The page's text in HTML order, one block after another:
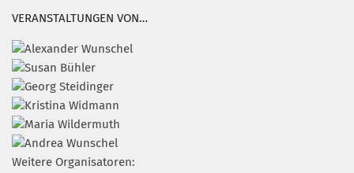
VERANSTALTUNGEN VON…
Weitere Organisatoren: